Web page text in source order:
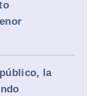
la